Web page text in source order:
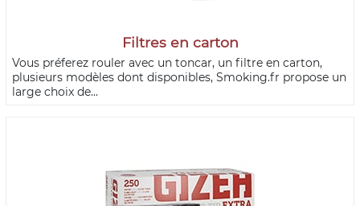
Filtres en carton
Vous préferez rouler avec un toncar, un filtre en carton,
plusieurs modèles dont disponibles, Smoking.fr propose un
large choix de...